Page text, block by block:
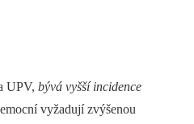
UPV, bývá vyšší incidence
vyžadují zvýšenou